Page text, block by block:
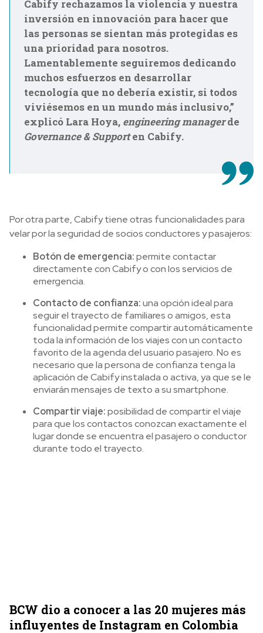
Cabify rechazamos la violencia y nuestra
inversión en innovación para hacer que
las personas se sientan más protegidas es
una prioridad para nosotros.
Lamentablemente seguiremos dedicando
muchos esfuerzos en desarrollar
tecnología que no debería existir, si todos
viviésemos en un mundo más inclusivo,”
explicó Lara Hoya, engineering managerde
Governance & Supporten Cabify.
Por otra parte,Cabify tiene otras funcionalidades para
velar por la seguridad de socios conductores y pasajeros:
Botón de emergencia:permite contactar
directamente con Cabify o con los servicios de
emergencia.
Contacto de confianza:una opción ideal para
seguir el trayecto de familiares o amigos, esta
funcionalidad permite compartir automáticamente
toda la información de los viajes con un contacto
favorito de la agenda del usuario pasajero. No es
necesario que la persona de confianza tenga la
aplicación de Cabify instalada o activa, ya que se le
enviarán mensajes de texto a su smartphone.
Compartir viaje:posibilidad de compartir el viaje
para que los contactos conozcan exactamente el
lugar donde se encuentra el pasajero o conductor
durante todo el trayecto.
BCW dio a conocer a las 20 mujeres más
influyentes de Instagram en Colombia